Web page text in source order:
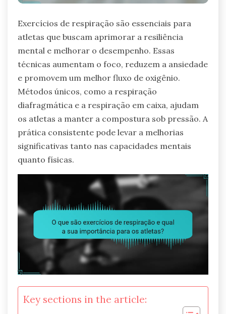
Exercícios de respiração são essenciais para
atletas que buscam aprimorar a resiliência
mental e melhorar o desempenho. Essas
técnicas aumentam o foco, reduzem a ansiedade
e promovem um melhor fluxo de oxigênio.
Métodos únicos, como a respiração
diafragmática e a respiração em caixa, ajudam
os atletas a manter a compostura sob pressão. A
prática consistente pode levar a melhorias
significativas tanto nas capacidades mentais
quanto físicas.
Key sections in the article: